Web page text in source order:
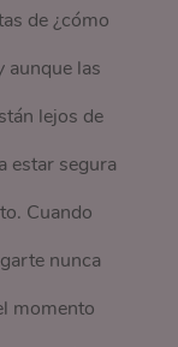
de ¿cómo
aunque las
lejos de
estar segura
Cuando
nunca
momento